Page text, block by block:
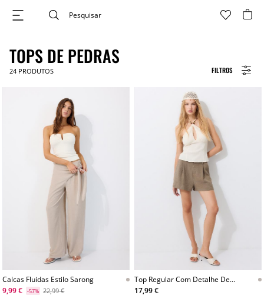
FILTROS
TOPS DE PEDRAS
24 PRODUTOS
Calcas Fluidas Estilo Sarong
9,99 €
-57% 22,99 €
Top Regular Com Detalhe De
Esferas
17,99 €